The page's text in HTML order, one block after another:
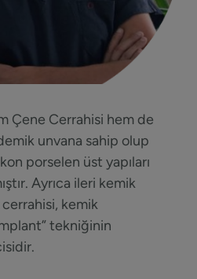
Çene Cerrahisi hem de
unvana sahip olup
porselen üst yapıları
Ayrıca ileri kemik
kemik
tekniğinin